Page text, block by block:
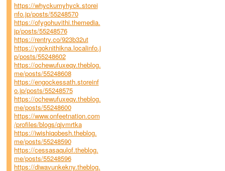
https://whyckumyhyck.storei
nfo.jp/posts/55248570
https://ofygohuvithi.themedia.
jp/posts/55248576
https://rentry.co/923b32ut
https://ygoknithikna.localinfo.j
p/posts/55248602
https://ochewufuxeqy.theblog.
me/posts/55248608
https://engockessath.storeinf
o.jp/posts/55248575
https://ochewufuxeqy.theblog.
me/posts/55248600
https://www.onfeetnation.com
/profiles/blogs/qjvmrtka
https://iwishiqobesh.theblog.
me/posts/55248590
https://cessasaqulof.theblog.
me/posts/55248596
https://diwavunkekny.theblog.